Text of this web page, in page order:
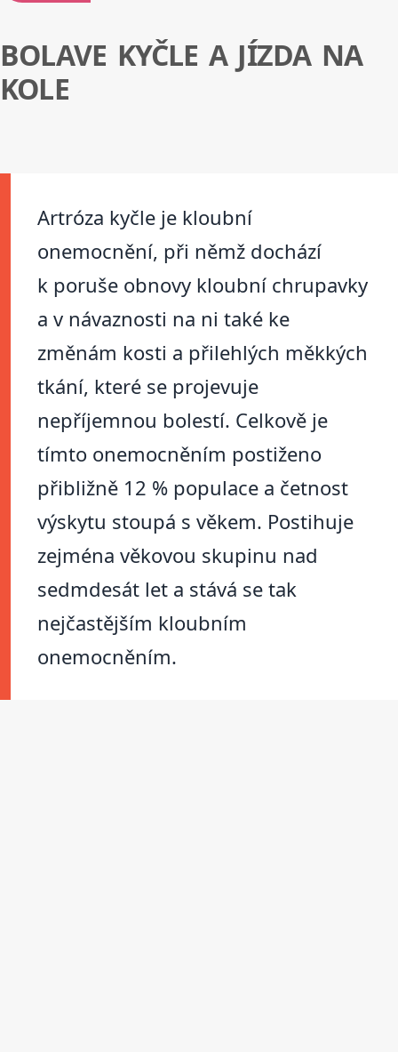
BOLAVE KYČLE A JÍZDA NA
KOLE
Artróza kyčle je kloubní
onemocnění, při němž dochází
k poruše obnovy kloubní chrupavky
a v návaznosti na ni také ke
změnám kosti a přilehlých měkkých
tkání, které se projevuje
nepříjemnou bolestí. Celkově je
tímto onemocněním postiženo
přibližně 12 % populace a četnost
výskytu stoupá s věkem. Postihuje
zejména věkovou skupinu nad
sedmdesát let a stává se tak
nejčastějším kloubním
onemocněním.